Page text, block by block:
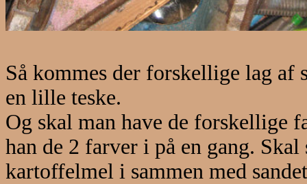
Så kommes der forskellige lag af
en lille teske.
Og skal man have de forskellige
han de 2 farver i på en gang. Skal
kartoffelmel i sammen med